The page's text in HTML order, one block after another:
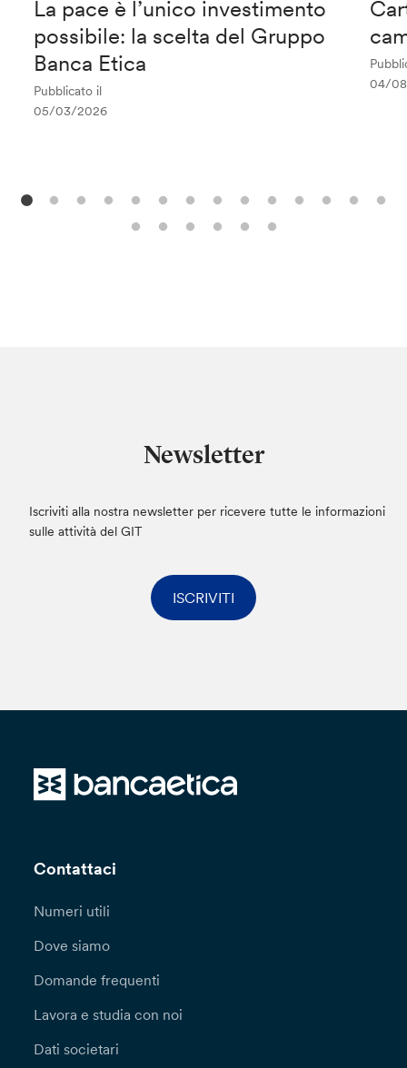
La pace è l’unico investimento
possibile: la scelta del Gruppo
Banca Etica
Pubblicato il
05/03/2026
04/
Newsletter
Iscriviti alla nostra newsletter per ricevere tutte le informazioni
sulle attività del GIT
ISCRIVITI
Contattaci
Numeri utili
Dove siamo
Domande frequenti
Lavora e studia con noi
Dati societari